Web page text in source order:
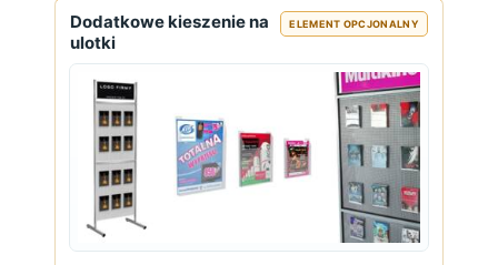
Dodatkowe kieszenie na
ulotki
ELEMENT OPCJONALNY